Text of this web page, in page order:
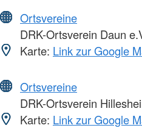
Ortsvereine
DRK-Ortsverein Daun
Karte: Link zur Google
Ortsvereine
DRK-Ortsverein
Karte: Link zur Google